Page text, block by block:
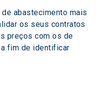
abastecimento mais
os seus contratos
preços com os de
fim de identificar